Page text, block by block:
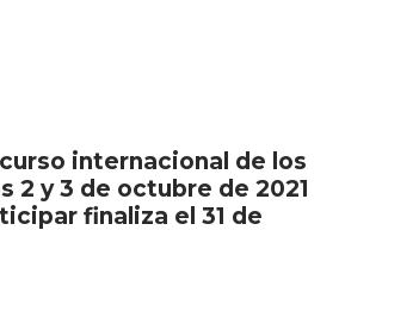
internacional de los
2 y 3 de octubre de 2021
finaliza el 31 de